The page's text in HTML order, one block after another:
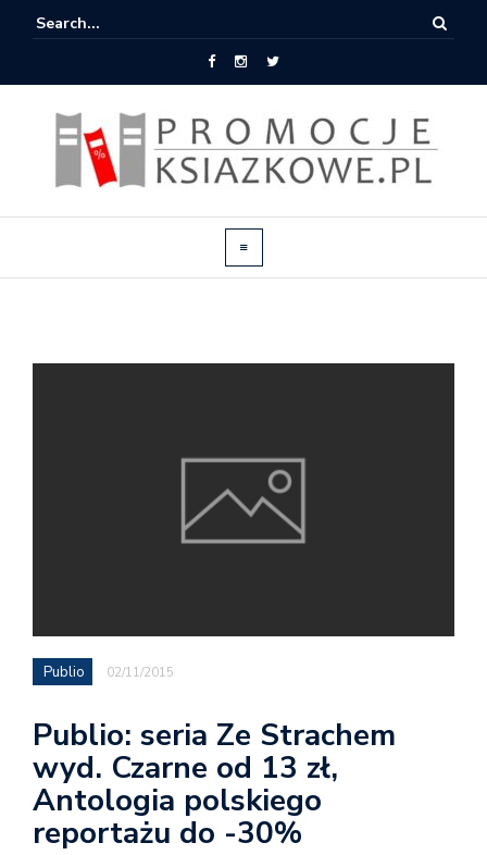
Publio 02/11/2015
Publio: seria Ze Strachem
wyd. Czarne od 13 zł,
Antologia polskiego
reportażu do -30%